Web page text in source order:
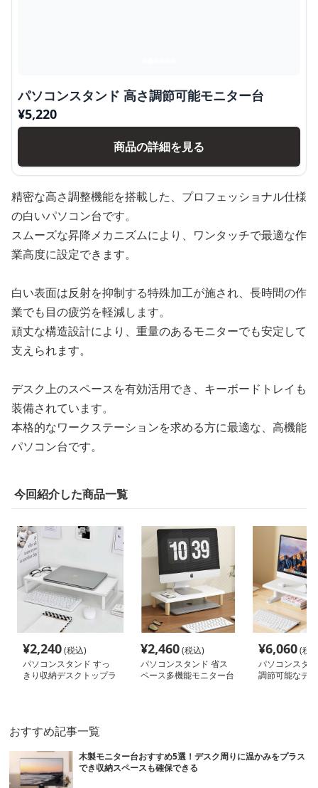
パソコンスタンド 高さ調節可能モニター台
¥5,220
商品の詳細を見る
精密な高さ調整機能を搭載した、プロフェッショナル仕様
の白いパソコン台です。
スムーズな昇降メカニズムにより、ワンタッチで最適な作
業高度に設定できます。
白い表面は反射を抑制する特殊加工が施され、長時間の作
業でも目の疲労を軽減します。
頑丈な構造設計により、重量のあるモニターでも安定して
支えられます。
デスク上のスペースを有効活用でき、キーボードトレイも
装備されています。
本格的なワークステーションを求める方に最適な、高機能
パソコン台です。
今回紹介した商品一覧
¥2,240(税込)
パソコンスタンド すっ
きり収納デスクトップラ
¥2,460(税込)
パソコンスタンド 省ス
ペース多機能モニター台
¥6,060(税
パソコンスタ
調節可能なデ
おすすめ記事一覧
木製モニター台おすすめ5選！デスク周りに温かみをプラス
でき収納スペースも確保できる